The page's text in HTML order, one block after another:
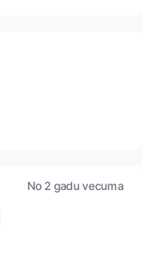
No 2 gadu vecuma